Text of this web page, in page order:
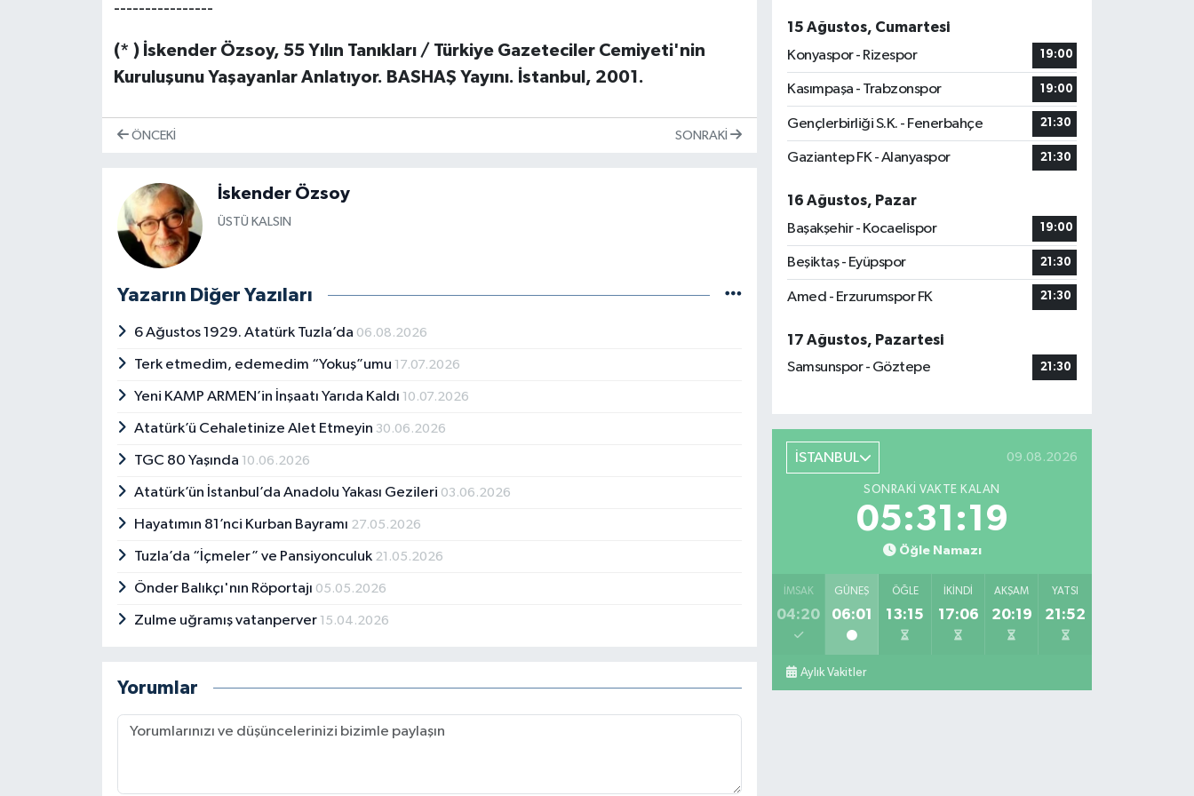
----------------
(* ) İskender Özsoy, 55 Yılın Tanıkları / Türkiye Gazeteciler Cemiyeti'nin
Kuruluşunu Yaşayanlar Anlatıyor. BASHAŞ Yayını. İstanbul, 2001.
ÖNCEKI SONRAKI
İskender Özsoy
ÜSTÜ KALSIN
Yazarın Diğer Yazıları
6 Ağustos 1929. Atatürk Tuzla’da 06.08.2026
Terk etmedim, edemedim “Yokuş”umu 17.07.2026
Yeni KAMP ARMEN’in İnşaatı Yarıda Kaldı 10.07.2026
Atatürk’ü Cehaletinize Alet Etmeyin 30.06.2026
TGC 80 Yaşında 10.06.2026
Atatürk’ün İstanbul’da Anadolu Yakası Gezileri 03.06.2026
Hayatımın 81’nci Kurban Bayramı 27.05.2026
Tuzla’da “İçmeler” ve Pansiyonculuk 21.05.2026
Önder Balıkçı'nın Röportajı 05.05.2026
Zulme uğramış vatanperver 15.04.2026
Yorumlar
15 Ağustos, Cumartesi
Konyaspor - Rizespor
19:00
Kasımpaşa - Trabzonspor 19:00
Gençlerbirliği S.K. - Fenerbahçe 21:30
Gaziantep FK - Alanyaspor 21:30
16 Ağustos, Pazar
Başakşehir - Kocaelispor
19:00
Beşiktaş - Eyüpspor 21:30
Amed - Erzurumspor FK 21:30
17 Ağustos, Pazartesi
Samsunspor - Göztepe
21:30
İSTANBUL 09.08.2026
SONRAKI VAKTE KALAN
05:31:18
Öğle Namazı
İMSAK
04:20
GÜNEŞ
06:01
ÖĞLE
13:15
İKINDI
17:06
AKŞAM
20:19
YATSI
21:52
Aylık Vakitler